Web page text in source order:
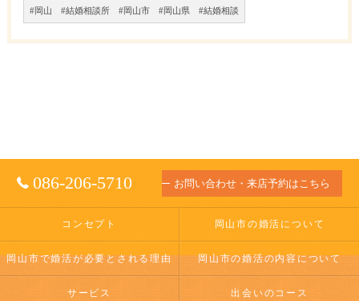
#岡山 #結婚相談所 #岡山市 #岡山県 #結婚相談
086-206-5710 お問い合わせ・来店予約はこちら
コンセプト 岡山市の婚活について
岡山市で婚活が必要とされる理由 岡山市の婚活の内容について
サービス 出会いのコース